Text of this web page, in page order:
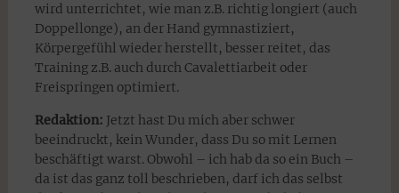
wird unterrichtet, wie man z.B. richtig longiert (auch
Doppellonge), an der Hand gymnastiziert,
Körpergefühl wieder herstellt, besser reitet, das
Training z.B. auch durch Cavalettiarbeit oder
Freispringen optimiert.
Redaktion: Jetzt hast Du mich aber schwer
beeindruckt, kein Wunder, dass Du so mit Lernen
beschäftigt warst. Obwohl – ich hab da so ein Buch –
da ist das ganz toll beschrieben, darf ich das selbst